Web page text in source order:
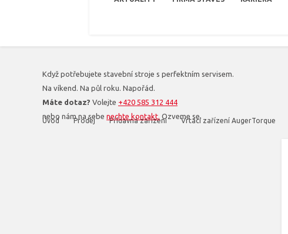
Když potřebujete stavební stroje s perfektním servisem.
Na víkend. Na půl roku. Napořád.
Máte dotaz? Volejte +420 585 312 444
nebo nám na sebe nechte kontakt. Ozveme se.
Úvod Prodej Přídavná zařízení Vrtací zařízení AugerTorque